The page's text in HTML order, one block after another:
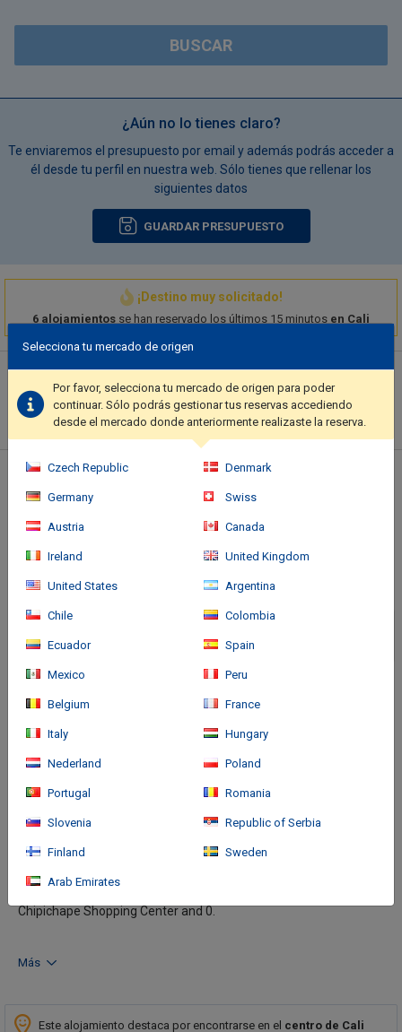
BUSCAR
¿Aún no lo tienes claro?
Te enviaremos el presupuesto por email y además podrás acceder a
él desde tu perfil en nuestra web. Sólo tienes que rellenar los
siguientes datos
GUARDAR PRESUPUESTO
¡Destino muy solicitado!
6 alojamientos se han reservado los últimos 15 minutos en Cali
Descripción del hotel
Enjoy recreational amenities such as a steam room and a fitness
center. Additional features at this hotel include complimentary
common area.. Featured amenities include complimentary wired
internet access, complimentary newspapers in the lobby, and dry
cleaning/laundry services. Free self parking is available onsite..
Ubicación del hotel
With a stay at Hotel MS Ciudad Jardín Plus in Cali (Ciudad Jardín),
you'll be within a 5-minute drive of Fundacion Valle del Lili and
Chipichape Shopping Center and 0.
Más
Este alojamiento destaca por encontrarse en el centro de Cali
Selecciona tu mercado de origen
Por favor, selecciona tu mercado de origen para poder
continuar. Sólo podrás gestionar tus reservas accediendo
desde el mercado donde anteriormente realizaste la reserva.
Czech Republic Denmark
Germany Swiss
Austria Canada
Ireland United Kingdom
United States Argentina
Chile Colombia
Ecuador Spain
Mexico Peru
Belgium France
Italy Hungary
Nederland Poland
Portugal Romania
Slovenia Republic of Serbia
Finland Sweden
Arab Emirates